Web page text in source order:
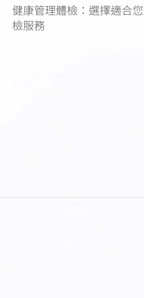
健康管理體檢：選擇適合您
檢服務